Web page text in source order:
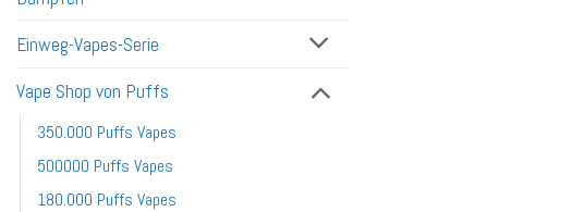
Einweg-Vapes-Serie
Vape Shop von Puffs
350.000 Puffs Vapes
500000 Puffs Vapes
180.000 Puffs Vapes